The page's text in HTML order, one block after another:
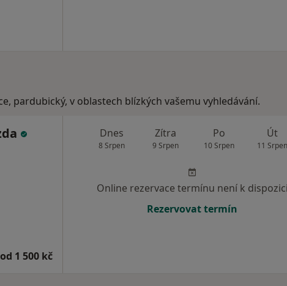
pardubický, v oblastech blízkých vašemu vyhledávání.
od 1 500 kč
Dnes
8 Srpen
Zítra
9 Srpen
Po
10 Srpen
Út
11 Srpen
Online rezervace termínu není k dispozici
Rezervovat termín